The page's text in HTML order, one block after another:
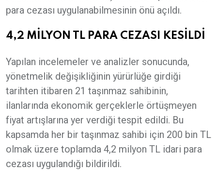
para cezası uygulanabilmesinin önü açıldı.
4,2 MİLYON TL PARA CEZASI KESİLDİ
Yapılan incelemeler ve analizler sonucunda,
yönetmelik değişikliğinin yürürlüğe girdiği
tarihten itibaren 21 taşınmaz sahibinin,
ilanlarında ekonomik gerçeklerle örtüşmeyen
fiyat artışlarına yer verdiği tespit edildi. Bu
kapsamda her bir taşınmaz sahibi için 200 bin TL
olmak üzere toplamda 4,2 milyon TL idari para
cezası uygulandığı bildirildi.